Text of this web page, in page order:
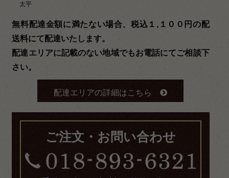
太平
無料配達金額に満たない場合、税込１,１００円の配
送料にて配達いたします。
配達エリアに記載のない地域でもお電話にてご相談下
さい。
配達エリアの詳細はこちら
ご注文・お問い合わせ